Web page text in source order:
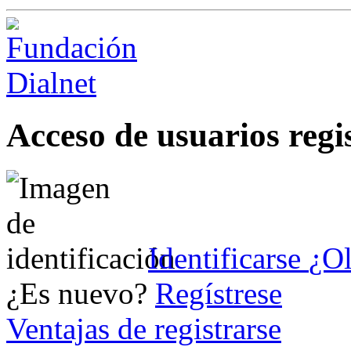
Acceso de usuarios
Identificarse
¿Es nuevo? Regístrese
Ventajas de registrarse